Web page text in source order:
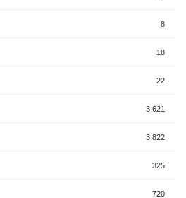
8
18
22
3,621
3,822
325
720